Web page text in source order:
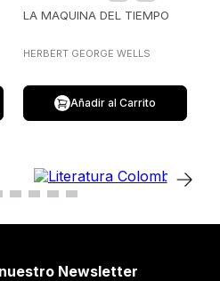
LA MAQUINA DEL TIEMPO
HERBERT GEORGE WELLS
Añadir al Carrito
Newsletter